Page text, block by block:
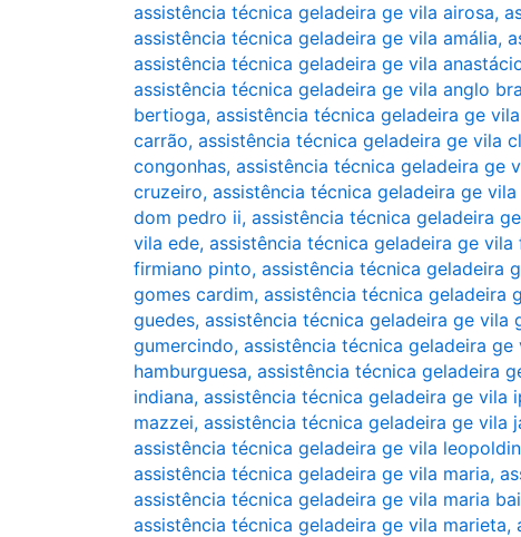
assistência técnica geladeira ge vila airosa,
assistência técnica geladeira ge vila amália,
assistência técnica geladeira ge vila
assistência técnica geladeira ge vila anglo
bertioga, assistência técnica geladeira ge
carrão, assistência técnica geladeira ge vila
congonhas, assistência técnica geladeira ge
cruzeiro, assistência técnica geladeira ge vila
dom pedro ii, assistência técnica geladeira
vila ede, assistência técnica geladeira ge vila
firmiano pinto, assistência técnica geladeira
gomes cardim, assistência técnica geladeira
guedes, assistência técnica geladeira ge vila
gumercindo, assistência técnica geladeira ge
hamburguesa, assistência técnica geladeira
indiana, assistência técnica geladeira ge vila
mazzei, assistência técnica geladeira ge vila
assistência técnica geladeira ge vila
assistência técnica geladeira ge vila maria,
assistência técnica geladeira ge vila maria
assistência técnica geladeira ge vila marieta,